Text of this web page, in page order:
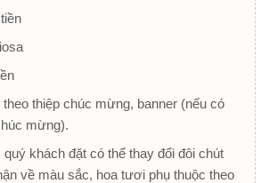
thiệp chúc mừng, banner (nếu có
mừng).
quý khách đặt có thể thay đổi đôi chút
về màu sắc, hoa tươi phụ thuộc theo